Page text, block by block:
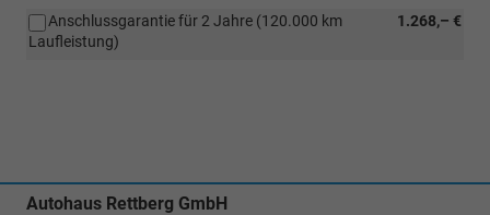
1.268,– €
Anschlussgarantie für 2 Jahre (120.000 km
Laufleistung)
Autohaus Rettberg GmbH